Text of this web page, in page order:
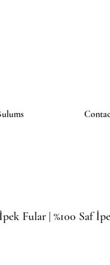
Fular | %100 Saf